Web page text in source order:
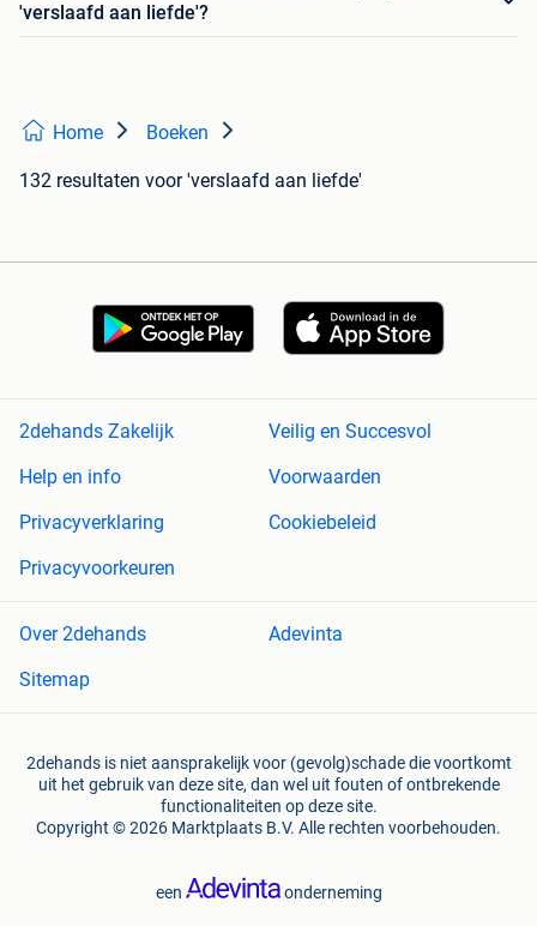
'verslaafd aan liefde'?
Home Boeken
132 resultaten voor 'verslaafd aan liefde'
2dehands Zakelijk
Veilig en Succesvol
Help en info
Voorwaarden
Privacyverklaring
Cookiebeleid
Privacyvoorkeuren
Over 2dehands
Adevinta
Sitemap
2dehands is niet aansprakelijk voor (gevolg)schade die voortkomt
uit het gebruik van deze site, dan wel uit fouten of ontbrekende
functionaliteiten op deze site.
Copyright © 2026 Marktplaats B.V. Alle rechten voorbehouden.
een onderneming